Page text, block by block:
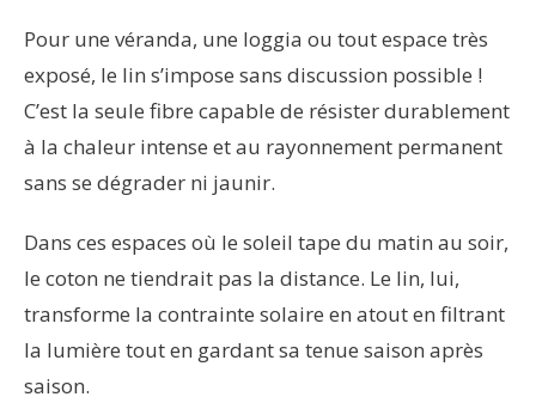
Pour une véranda, une loggia ou tout espace très
exposé, le lin s’impose sans discussion possible !
C’est la seule fibre capable de résister durablement
à la chaleur intense et au rayonnement permanent
sans se dégrader ni jaunir.
Dans ces espaces où le soleil tape du matin au soir,
le coton ne tiendrait pas la distance. Le lin, lui,
transforme la contrainte solaire en atout en filtrant
la lumière tout en gardant sa tenue saison après
saison.